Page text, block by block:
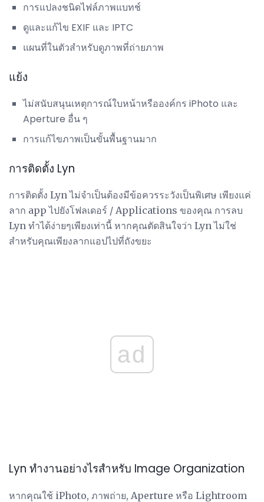
การแปลงชนิดไฟล์ภาพแบทช์
ดูและแก้ไข EXIF ​​และ IPTC
แผนที่ในตัวสำหรับดูภาพที่ถ่ายภาพ
แย้ง
ไม่สนับสนุนเหตุการณ์ใบหน้าหรือองค์กร iPhoto และ
Aperture อื่น ๆ
การแก้ไขภาพเป็นขั้นพื้นฐานมาก
การติดตั้ง Lyn
การติดตั้ง Lyn ไม่จำเป็นต้องมีข้อควรระวังเป็นพิเศษ เพียงแค่
ลาก app ไปยังโฟลเดอร์ / Applications ของคุณ การลบ
Lyn ทำได้ง่ายๆเพียงเท่านี้ หากคุณตัดสินใจว่า Lyn ไม่ใช่
สำหรับคุณเพียงลากแอปไปที่ถังขยะ
ad
Lyn ทำงานอย่างไรสำหรับ Image Organization
หากคุณใช้ iPhoto, ภาพถ่าย, Aperture หรือ Lightroom